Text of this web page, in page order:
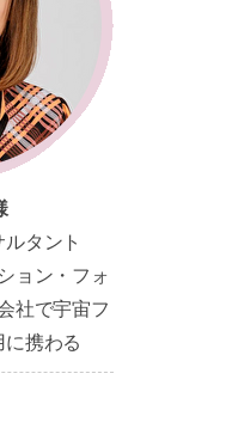
タント
ョン・フォ
社で宇宙フ
に携わる